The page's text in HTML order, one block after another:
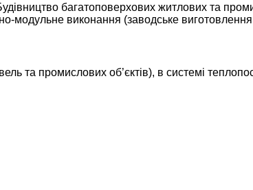
багатоповерхових житлових та
модульне виконання (заводське
та промислових об’єктів), в системі